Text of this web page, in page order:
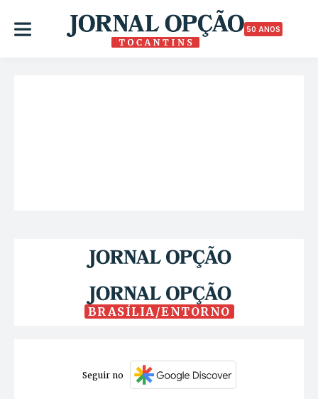
50 ANOS
BRASÍLIA/ENTORNO
Seguir no